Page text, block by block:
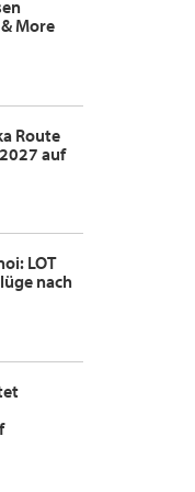
More
Route
auf
LOT
nach